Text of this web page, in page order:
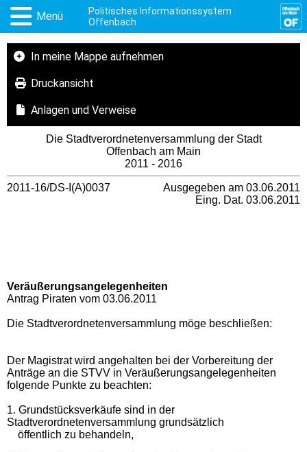
Menü
Politisches Informationssystem
Offenbach
In meine Mappe aufnehmen
Druckansicht
Anlagen und Verweise
Die Stadtverordnetenversammlung der Stadt
Offenbach am Main
2011 - 2016
2011-16/DS-I(A)0037
Ausgegeben am 03.06.2011
Eing. Dat. 03.06.2011
Veräußerungsangelegenheiten
Antrag Piraten vom 03.06.2011
Die Stadtverordnetenversammlung möge beschließen:
Der Magistrat wird angehalten bei der Vorbereitung der
Anträge an die STVV in Veräußerungsangelegenheiten
folgende Punkte zu beachten:
1. Grundstücksverkäufe sind in der
Stadtverordnetenversammlung grundsätzlich
öffentlich zu behandeln,